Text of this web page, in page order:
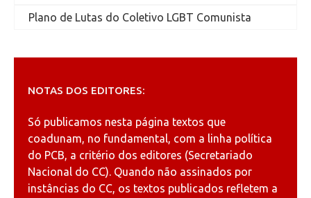
Plano de Lutas do Coletivo LGBT Comunista
NOTAS DOS EDITORES:
Só publicamos nesta página textos que
coadunam, no fundamental, com a linha política
do PCB, a critério dos editores (Secretariado
Nacional do CC). Quando não assinados por
instâncias do CC, os textos publicados refletem a